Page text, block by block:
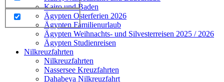
Kairo und Baden
Ägypten Osterferien 2026
Ägypten Familienurlaub
Ägypten Weihnachts- und Silvesterreisen 2025 / 2026
Ägypten Studienreisen
Nilkreuzfahrten
Nilkreuzfahrten
Nassersee Kreuzfahrten
Dahabeya Nilkreuzfahrt